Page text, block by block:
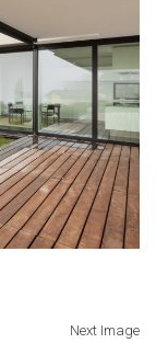
Next Image